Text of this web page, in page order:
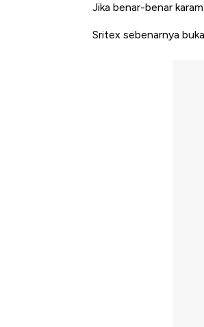
Jika benar-benar
Sritex sebenarnya